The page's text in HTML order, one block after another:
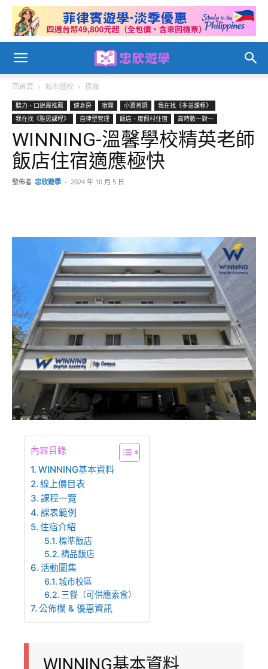
回首頁 城市選校 宿霧
聽力、口說最推薦 健身房 宿霧 小資首選
我在找《多益課程》
我在找《雅思課程》
自律型管理 飯店、度假村住宿 高時數一對一
WINNING-溫馨學校精英老師
飯店住宿適應極快
發佈者 忠欣遊學 - 2024 年 10 月 5 日
內容目錄
WINNING基本資料
線上價目表
課程一覽
課表範例
住宿介紹
標準飯店
精品飯店
活動圖集
城市校區
三餐（可供應素食）
公佈欄 & 優惠資訊
WINNING基本資料